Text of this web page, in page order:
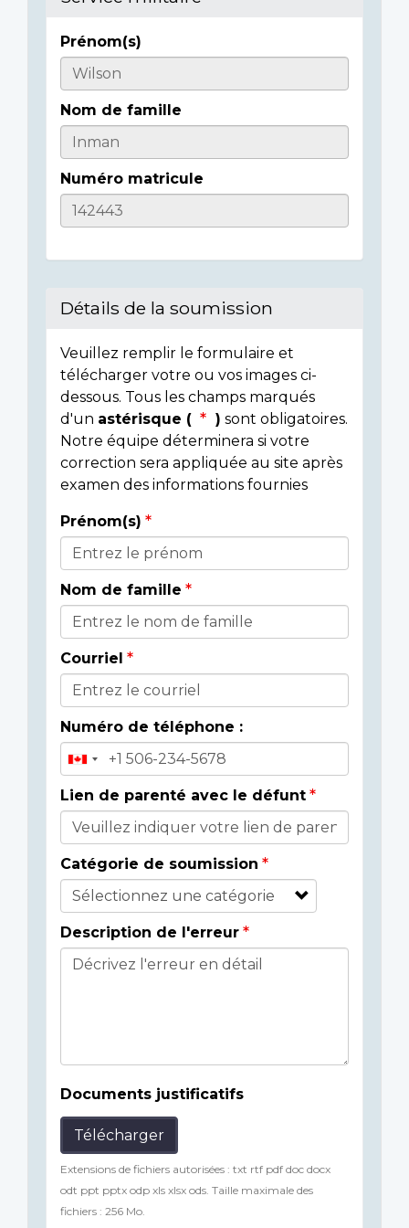
Casualty
Details
Prénom(s)
Nom de famille
Numéro matricule
Détails de la soumission
Veuillez remplir le formulaire et
télécharger votre ou vos images ci-
dessous. Tous les champs marqués
d'un astérisque ( ) sont obligatoires.
Notre équipe déterminera si votre
correction sera appliquée au site après
examen des informations fournies
Donor
Details
Prénom(s)
Nom de famille
Courriel
Numéro de téléphone :
Lien de parenté avec le défunt
Catégorie de soumission
Description de l'erreur
Documents justificatifs
Télécharger
Extensions de fichiers autorisées : txt rtf pdf doc docx
odt ppt pptx odp xls xlsx ods. Taille maximale des
fichiers : 256 Mo.